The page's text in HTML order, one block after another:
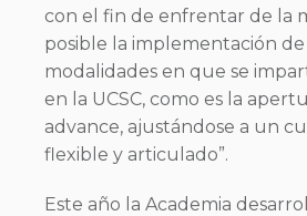
con el fin de enfrentar de la
posible la implementación
modalidades en que se
en la UCSC, como es la
advance, ajustándose a un
flexible y articulado”.
Este año la Academia